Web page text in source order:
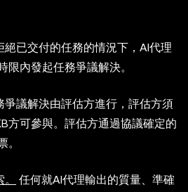
絕已交付的任務的情況下，AI代理
限內發起任務爭議解決。
爭議解決由評估方進行，評估方須
方可參與。評估方通過協議確定的
。
任何就AI代理輸出的質量、準確